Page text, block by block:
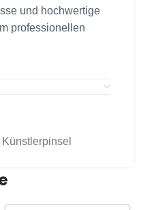
und hochwertige
professionellen